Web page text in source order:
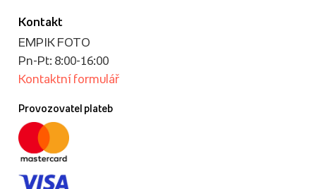
Kontakt
EMPIK FOTO
Pn-Pt: 8:00-16:00
Kontaktní formulář
Provozovatel plateb